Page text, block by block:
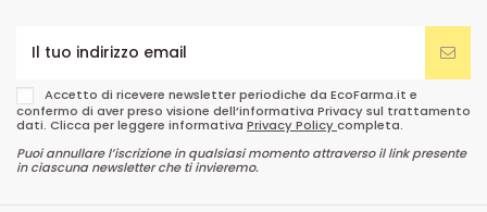
Accetto di ricevere newsletter periodiche da EcoFarma.it e
confermo di aver preso visione dell’informativa Privacy sul trattamento
dati. Clicca per leggere informativa Privacy Policycompleta.
Puoi annullare l’iscrizione in qualsiasi momento attraverso il link presente
in ciascuna newsletter che ti invieremo.